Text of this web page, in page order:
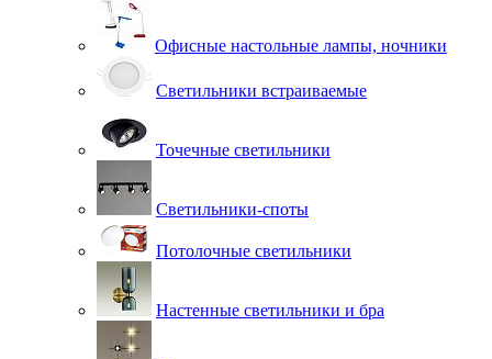
Офисные настольные лампы, ночники
Светильники встраиваемые
Точечные светильники
Светильники-споты
Потолочные светильники
Настенные светильники и бра